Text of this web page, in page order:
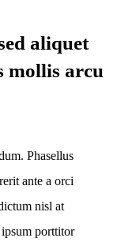
aliquet
mollis arcu
Phasellus
ante a orci
nisl at
porttitor